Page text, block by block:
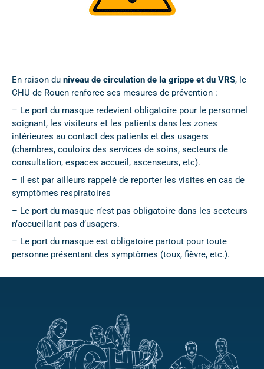
En raison du niveau de circulation de la grippe et du VRS, le
CHU de Rouen renforce ses mesures de prévention :
– Le port du masque redevient obligatoire pour le personnel
soignant, les visiteurs et les patients dans les zones
intérieures au contact des patients et des usagers
(chambres, couloirs des services de soins, secteurs de
consultation, espaces accueil, ascenseurs, etc).
– Il est par ailleurs rappelé de reporter les visites en cas de
symptômes respiratoires
– Le port du masque n’est pas obligatoire dans les secteurs
n’accueillant pas d’usagers.
– Le port du masque est obligatoire partout pour toute
personne présentant des symptômes (toux, fièvre, etc.).